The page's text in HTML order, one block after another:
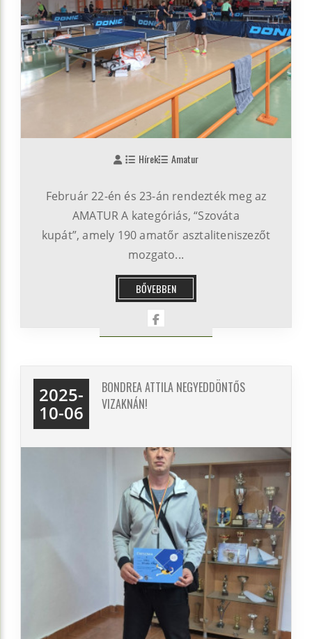
Hírek Amatur
Február 22-én és 23-án rendezték meg az
AMATUR A kategóriás, “Szováta
kupát”, amely 190 amatőr asztaliteniszezőt
mozgato...
BŐVEBBEN
2025-
10-06
BONDREA ATTILA NEGYEDDÖNTŐS
VIZAKNÁN!